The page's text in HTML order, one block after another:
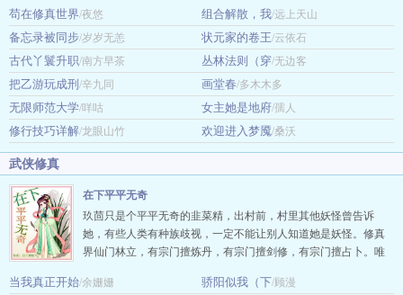
孩子？行，我就给你纳个爱搅事的小妾。想要和高门贵女成双成
对？那我就在外面大肆宣扬自己的好名声。高门贵女怀孕了？没
事，小妾也怀孕了。……眼看时机成熟，前夫与高门贵女各怀鬼
胎，小…
苟在修真世界/夜悠 组合解散，我/远上天山
备忘录被同步/岁岁无恙 状元家的卷王/云依石
古代丫鬟升职/南方早茶 丛林法则（穿/无边客
把乙游玩成刑 /辛九同 画堂春/多木木多
无限师范大学/咩咕 女主她是地府/孺人
修行技巧详解/龙眼山竹 欢迎进入梦魇/桑沃
武侠修真
在下平平无奇
玖茴只是个平平无奇的韭菜精，出村前，村里其他妖怪曾告诉
她，有些人类有种族歧视，一定不能让别人知道她是妖怪。修真
界仙门林立，有宗门擅炼丹，有宗门擅剑修，有宗门擅占卜。唯
玖茴问师父：“我们宗门传承两千年，靠的是什么？”师父神情深
当我真正开始/余姗姗 骄阳似我（下/顾漫